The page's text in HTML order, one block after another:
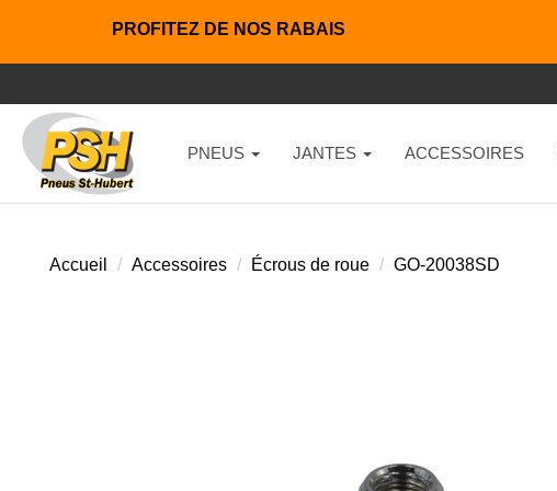
PROFITEZ DE NOS RABAIS
PNEUS JANTES ACCESSOIRES
Accueil Accessoires Écrous de roue GO-20038SD